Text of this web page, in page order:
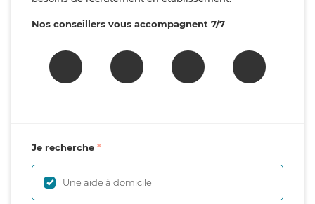
Nos conseillers vous accompagnent 7/7
Je recherche
Une aide à domicile